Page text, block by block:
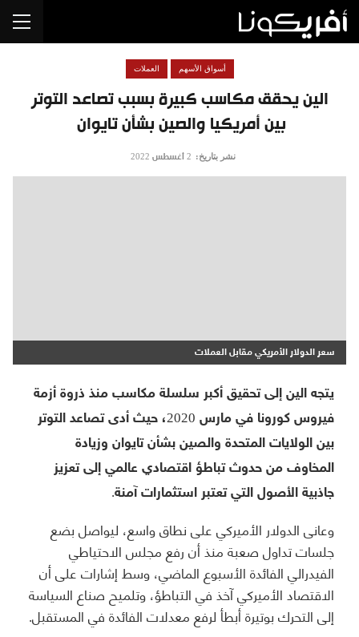
الين يحقق مكاسب كبيرة بسبب تصاعد التوتر
بين أمريكيا والصين بشأن تايوان
أسواق الأسهم العملات
نشر بتاريخ: 2 أغسطس 2022
سعر الدولار الأمريكي مقابل العملات
يتجه الين إلى تحقيق أكبر سلسلة مكاسب منذ ذروة أزمة
فيروس كورونا في مارس 2020، حيث أدى تصاعد التوتر
بين الولايات المتحدة والصين بشأن تايوان وزيادة
المخاوف من حدوث تباطؤ اقتصادي عالمي إلى تعزيز
جاذبية الأصول التي تعتبر استثمارات آمنة.
وعانى الدولار الأميركي على نطاق واسع، ليواصل بضع
جلسات تداول صعبة منذ أن رفع مجلس الاحتياطي
الفيدرالي الفائدة الأسبوع الماضي، وسط إشارات على أن
الاقتصاد الأميركي آخذ في التباطؤ، وتلميح صناع السياسة
إلى التحرك بوتيرة أبطأ لرفع معدلات الفائدة في المستقبل.